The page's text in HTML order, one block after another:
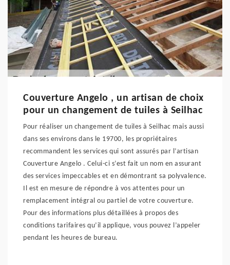
Couverture Angelo , un artisan de choix
pour un changement de tuiles à Seilhac
Pour réaliser un changement de tuiles à Seilhac mais aussi
dans ses environs dans le 19700, les propriétaires
recommandent les services qui sont assurés par l’artisan
Couverture Angelo . Celui-ci s’est fait un nom en assurant
des services impeccables et en démontrant sa polyvalence.
Il est en mesure de répondre à vos attentes pour un
remplacement intégral ou partiel de votre couverture.
Pour des informations plus détaillées à propos des
conditions tarifaires qu’il applique, vous pouvez l’appeler
pendant les heures de bureau.